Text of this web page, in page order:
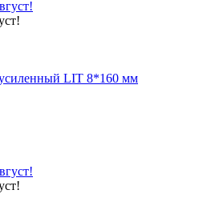
LIT 8*160 мм